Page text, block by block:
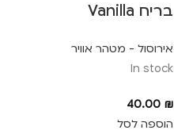
בריח Vanilla
אירוסול - מטהר אוויר
In stock
40.00 ₪
הוספה לסל